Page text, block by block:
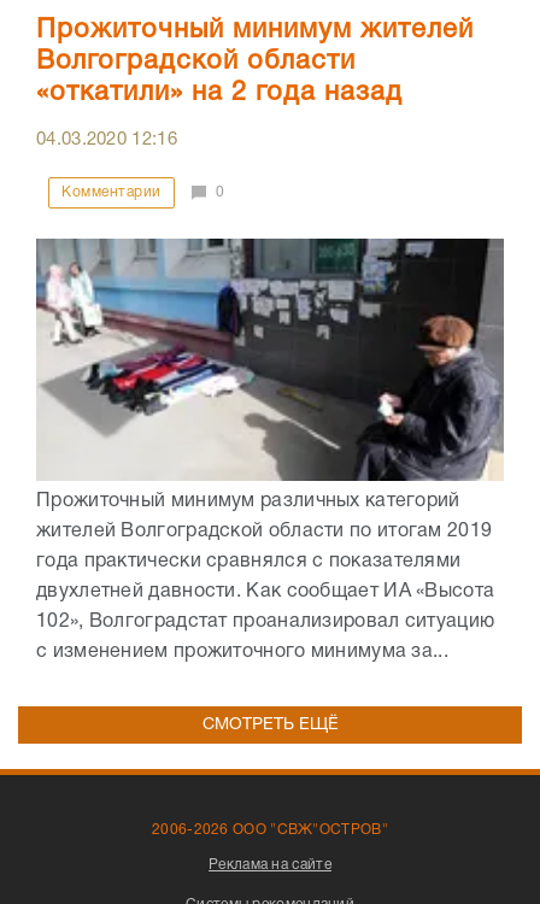
Прожиточный минимум жителей
Волгоградской области
«откатили» на 2 года назад
04.03.2020 12:16
Комментарии 0
Прожиточный минимум различных категорий
жителей Волгоградской области по итогам 2019
года практически сравнялся с показателями
двухлетней давности. Как сообщает ИА «Высота
102», Волгоградстат проанализировал ситуацию
с изменением прожиточного минимума за...
СМОТРЕТЬ ЕЩЁ
2006-2026 ООО "СВЖ"ОСТРОВ"
Реклама на сайте